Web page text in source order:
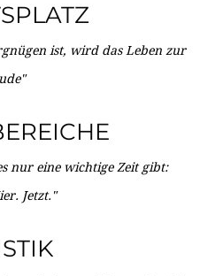
ist, wird das Leben zur
nur eine wichtige Zeit gibt:
Jetzt."